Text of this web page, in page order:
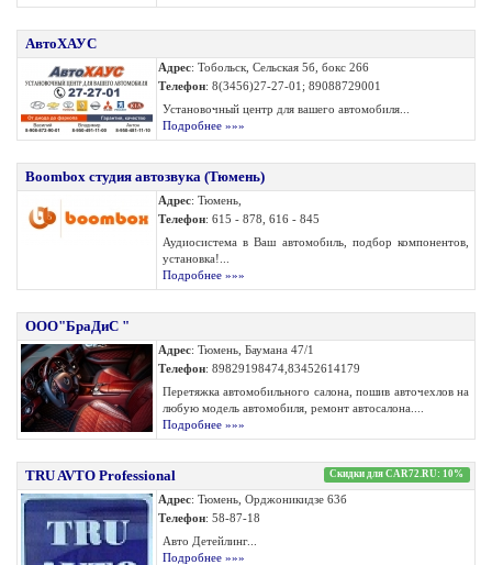
АвтоХАУС
Адрес: Тобольск, Сельская 5б, бокс 266
Телефон: 8(3456)27-27-01; 89088729001
Установочный центр для вашего автомобиля...
Подробнее »»»
Boombox студия автозвука (Тюмень)
Адрес: Тюмень,
Телефон: 615 - 878, 616 - 845
Аудиосистема в Ваш автомобиль, подбор компонентов,
установка!...
Подробнее »»»
ООО"БраДиС "
Адрес: Тюмень, Баумана 47/1
Телефон: 89829198474,83452614179
Перетяжка автомобильного салона, пошив авточехлов на
любую модель автомобиля, ремонт автосалона....
Подробнее »»»
TRU AVTO Professional Скидки для CAR72.RU: 10%
Адрес: Тюмень, Орджоникидзе 63б
Телефон: 58-87-18
Авто Детейлинг...
Подробнее »»»